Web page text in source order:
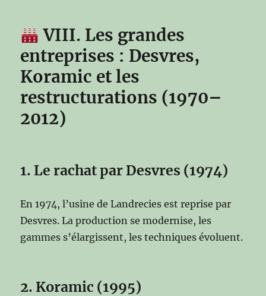
VIII. Les grandes
entreprises : Desvres,
Koramic et les
restructurations (1970–
2012)
1. Le rachat par Desvres (1974)
En 1974, l’usine de Landrecies est reprise par
Desvres. La production se modernise, les
gammes s’élargissent, les techniques évoluent.
2. Koramic (1995)